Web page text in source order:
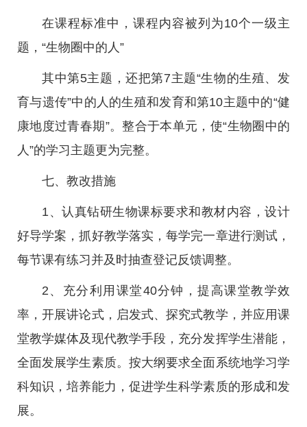
在课程标准中，课程内容被列为10个一级主
题，“生物圈中的人”
其中第5主题，还把第7主题“生物的生殖、发
育与遗传”中的人的生殖和发育和第10主题中的“健
康地度过青春期”。整合于本单元，使“生物圈中的
人”的学习主题更为完整。
七、教改措施
1、认真钻研生物课标要求和教材内容，设计
好导学案，抓好教学落实，每学完一章进行测试，
每节课有练习并及时抽查登记反馈调整。
2、充分利用课堂40分钟，提高课堂教学效
率，开展讲论式，启发式、探究式教学，并应用课
堂教学媒体及现代教学手段，充分发挥学生潜能，
全面发展学生素质。按大纲要求全面系统地学习学
科知识，培养能力，促进学生科学素质的形成和发
展。